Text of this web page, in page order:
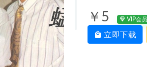
￥5 VIP会
立即下载
班+秋季班+寒假班+春季班）
高中生物网课分享22年张鹏高
唱唱英语启蒙小学英语课程
2025高三化学一轮复习暑假班+